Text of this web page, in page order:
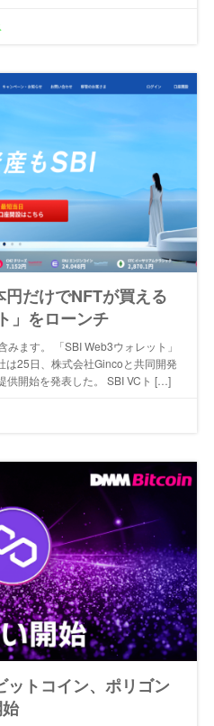
だけでNFTが買える
」をローンチ
ます。 「SBI Web3ウォレット」
は25日、株式会社Gincoと共同開発
供開始を発表した。 SBI VCト […]
トコイン、ポリゴン